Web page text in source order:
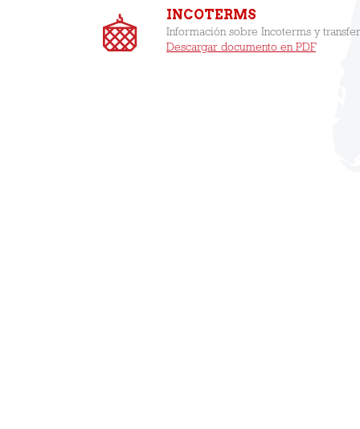
INCOTERMS
Información sobre Incoterms y
Descargar documento en PDF